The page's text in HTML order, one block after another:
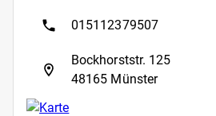
015112379507
Bockhorststr. 125
48165 Münster